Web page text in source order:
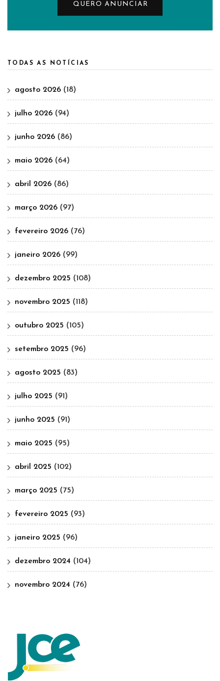
QUERO ANUNCIAR
TODAS AS NOTÍCIAS
agosto 2026 (18)
julho 2026 (94)
junho 2026 (86)
maio 2026 (64)
abril 2026 (86)
março 2026 (97)
fevereiro 2026 (76)
janeiro 2026 (99)
dezembro 2025 (108)
novembro 2025 (118)
outubro 2025 (105)
setembro 2025 (96)
agosto 2025 (83)
julho 2025 (91)
junho 2025 (91)
maio 2025 (95)
abril 2025 (102)
março 2025 (75)
fevereiro 2025 (93)
janeiro 2025 (96)
dezembro 2024 (104)
novembro 2024 (76)